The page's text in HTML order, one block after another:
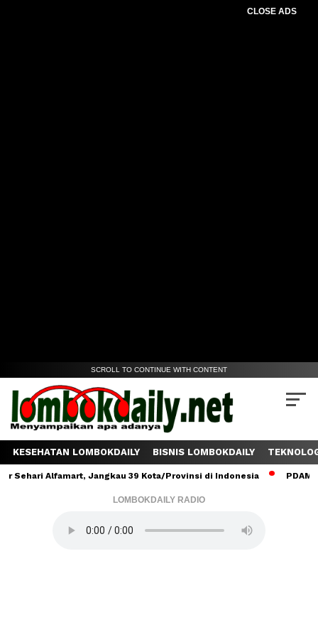
CLOSE ADS
SCROLL TO CONTINUE WITH CONTENT
KESEHATAN LOMBOKDAILY BISNIS LOMBOKDAILY
Alfamart, Jangkau 39 Kota/Provinsi di Indonesia PDAM
LOMBOKDAILY RADIO